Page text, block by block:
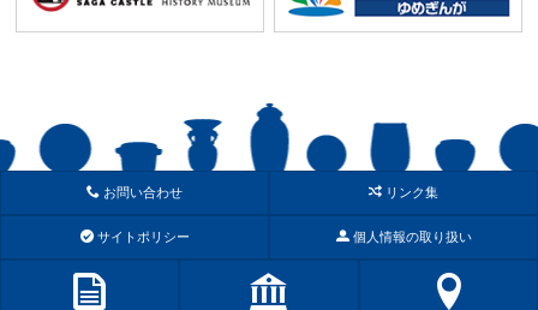
お問い合わせ リンク集
サイトポリシー 個人情報の取り扱い